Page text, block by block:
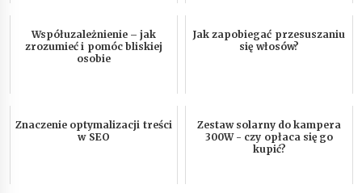
Współuzależnienie – jak
zrozumieć i pomóc bliskiej
osobie
Jak zapobiegać przesuszaniu
się włosów?
Znaczenie optymalizacji treści
w SEO
Zestaw solarny do kampera
300W - czy opłaca się go
kupić?